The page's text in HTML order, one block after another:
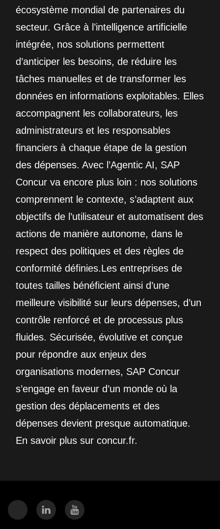
écosystème mondial de partenaires du
secteur. Grâce à l’intelligence artificielle
intégrée, nos solutions permettent
d’anticiper les besoins, de réduire les
tâches manuelles et de transformer les
données en informations exploitables. Elles
accompagnent les collaborateurs, les
administrateurs et les responsables
financiers à chaque étape de la gestion
des dépenses. Avec l’Agentic AI, SAP
Concur va encore plus loin : nos solutions
comprennent le contexte, s’adaptent aux
objectifs de l’utilisateur et automatisent des
actions de manière autonome, dans le
respect des politiques et des règles de
conformité définies.Les entreprises de
toutes tailles bénéficient ainsi d’une
meilleure visibilité sur leurs dépenses, d’un
contrôle renforcé et de processus plus
fluides. Sécurisée, évolutive et conçue
pour répondre aux enjeux des
organisations modernes, SAP Concur
s’engage en faveur d’un monde où la
gestion des déplacements et des
dépenses devient presque automatique.
En savoir plus sur concur.fr.